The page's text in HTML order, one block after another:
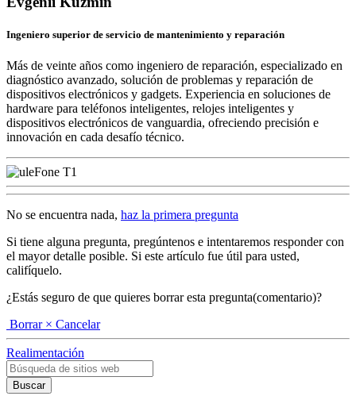
Ingeniero superior de servicio de mantenimiento y reparación
Más de veinte años como ingeniero de reparación, especializado en
diagnóstico avanzado, solución de problemas y reparación de
dispositivos electrónicos y gadgets. Experiencia en soluciones de
hardware para teléfonos inteligentes, relojes inteligentes y
dispositivos electrónicos de vanguardia, ofreciendo precisión e
innovación en cada desafío técnico.
No se encuentra nada, haz la primera pregunta
Si tiene alguna pregunta, pregúntenos e intentaremos responder con
el mayor detalle posible. Si este artículo fue útil para usted,
califíquelo.
¿Estás seguro de que quieres borrar esta pregunta(comentario)?
Borrar × Cancelar
Realimentación